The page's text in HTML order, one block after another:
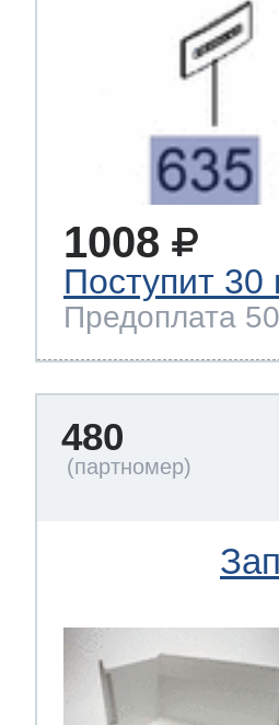
1008
Поступит 30
Предоплата
480